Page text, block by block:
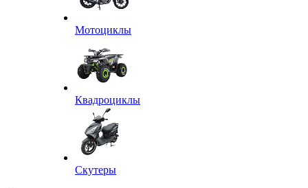
Мотоциклы
Квадроциклы
Скутеры